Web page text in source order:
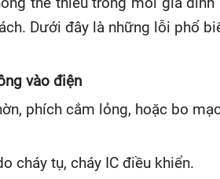
Dưới đây là những lỗi phổ
vào điện
phích cắm lỏng, hoặc bo
cháy tụ, cháy IC điều khiển.